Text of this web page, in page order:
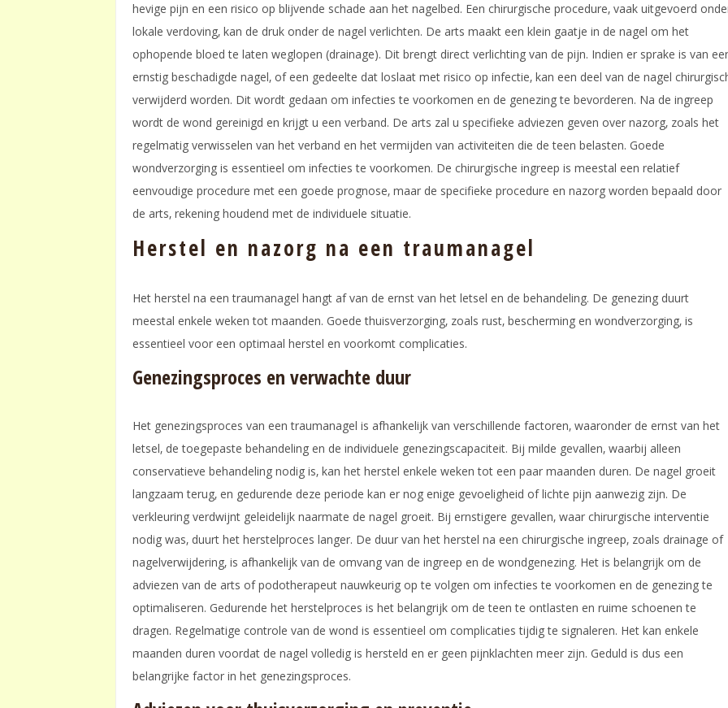
hevige pijn en een risico op blijvende schade aan het nagelbed. Een chirurgische procedure‚ vaak uitgevoerd
lokale verdoving‚ kan de druk onder de nagel verlichten. De arts maakt een klein gaatje in de nagel om het
ophopende bloed te laten weglopen (drainage). Dit brengt direct verlichting van de pijn. Indien er sprake is van
ernstig beschadigde nagel‚ of een gedeelte dat loslaat met risico op infectie‚ kan een deel van de nagel
verwijderd worden. Dit wordt gedaan om infecties te voorkomen en de genezing te bevorderen. Na de ingreep
wordt de wond gereinigd en krijgt u een verband. De arts zal u specifieke adviezen geven over nazorg‚ zoals het
regelmatig verwisselen van het verband en het vermijden van activiteiten die de teen belasten. Goede
wondverzorging is essentieel om infecties te voorkomen. De chirurgische ingreep is meestal een relatief
eenvoudige procedure met een goede prognose‚ maar de specifieke procedure en nazorg worden bepaald door
de arts‚ rekening houdend met de individuele situatie.
Herstel en nazorg na een traumanagel
Het herstel na een traumanagel hangt af van de ernst van het letsel en de behandeling. De genezing duurt
meestal enkele weken tot maanden. Goede thuisverzorging‚ zoals rust‚ bescherming en wondverzorging‚ is
essentieel voor een optimaal herstel en voorkomt complicaties.
Genezingsproces en verwachte duur
Het genezingsproces van een traumanagel is afhankelijk van verschillende factoren‚ waaronder de ernst van het
letsel‚ de toegepaste behandeling en de individuele genezingscapaciteit. Bij milde gevallen‚ waarbij alleen
conservatieve behandeling nodig is‚ kan het herstel enkele weken tot een paar maanden duren. De nagel groeit
langzaam terug‚ en gedurende deze periode kan er nog enige gevoeligheid of lichte pijn aanwezig zijn. De
verkleuring verdwijnt geleidelijk naarmate de nagel groeit. Bij ernstigere gevallen‚ waar chirurgische interventie
nodig was‚ duurt het herstelproces langer. De duur van het herstel na een chirurgische ingreep‚ zoals drainage of
nagelverwijdering‚ is afhankelijk van de omvang van de ingreep en de wondgenezing. Het is belangrijk om de
adviezen van de arts of podotherapeut nauwkeurig op te volgen om infecties te voorkomen en de genezing te
optimaliseren. Gedurende het herstelproces is het belangrijk om de teen te ontlasten en ruime schoenen te
dragen. Regelmatige controle van de wond is essentieel om complicaties tijdig te signaleren. Het kan enkele
maanden duren voordat de nagel volledig is hersteld en er geen pijnklachten meer zijn. Geduld is dus een
belangrijke factor in het genezingsproces.